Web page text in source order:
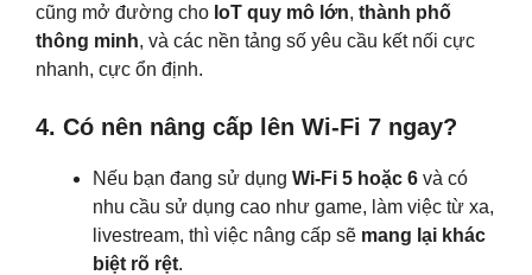
cũng mở đường cho IoT quy mô lớn, thành phố
thông minh, và các nền tảng số yêu cầu kết nối cực
nhanh, cực ổn định.
4. Có nên nâng cấp lên Wi-Fi 7 ngay?
Nếu bạn đang sử dụng Wi-Fi 5 hoặc 6 và có
nhu cầu sử dụng cao như game, làm việc từ xa,
livestream, thì việc nâng cấp sẽ mang lại khác
biệt rõ rệt.